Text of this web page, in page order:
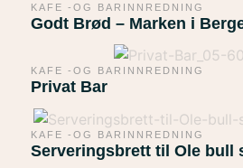
KAFE -OG BARINNREDNING
Godt Brød – Marken i
KAFE -OG BARINNREDNING
Privat Bar
KAFE -OG BARINNREDNING
Serveringsbrett til Ole bull